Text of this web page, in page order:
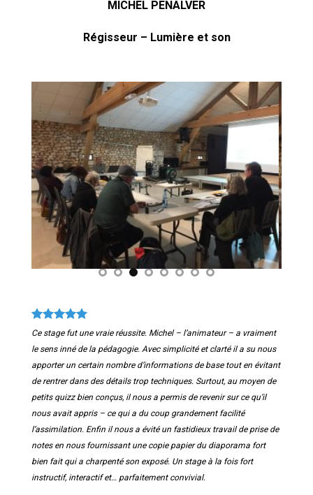
MICHEL PENALVER
Régisseur – Lumière et son
Ce stage fut une vraie réussite. Michel – l’animateur – a vraiment
le sens inné de la pédagogie. Avec simplicité et clarté il a su nous
apporter un certain nombre d’informations de base tout en évitant
de rentrer dans des détails trop techniques. Surtout, au moyen de
petits quizz bien conçus, il nous a permis de revenir sur ce qu’il
nous avait appris – ce qui a du coup grandement facilité
l’assimilation. Enfin il nous a évité un fastidieux travail de prise de
notes en nous fournissant une copie papier du diaporama fort
bien fait qui a charpenté son exposé. Un stage à la fois fort
instructif, interactif et… parfaitement convivial.